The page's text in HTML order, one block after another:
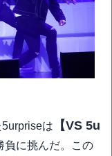
は
【VS 5u
負に挑んだ。この